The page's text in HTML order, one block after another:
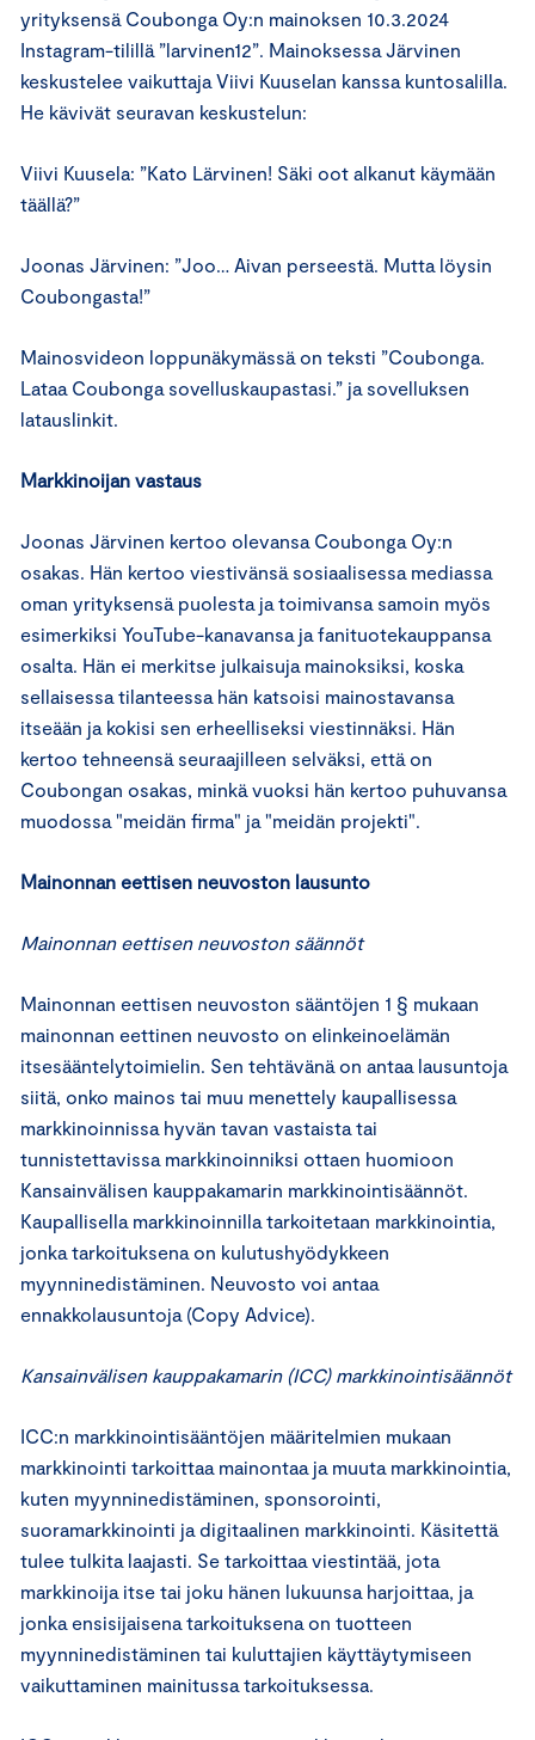
yrityksensä Coubonga Oy:n mainoksen 10.3.2024
Instagram-tilillä ”larvinen12”. Mainoksessa Järvinen
keskustelee vaikuttaja Viivi Kuuselan kanssa kuntosalilla.
He kävivät seuravan keskustelun:
Viivi Kuusela: ”Kato Lärvinen! Säki oot alkanut käymään
täällä?”
Joonas Järvinen: ”Joo… Aivan perseestä. Mutta löysin
Coubongasta!”
Mainosvideon loppunäkymässä on teksti ”Coubonga.
Lataa Coubonga sovelluskaupastasi.” ja sovelluksen
latauslinkit.
Markkinoijan vastaus
Joonas Järvinen kertoo olevansa Coubonga Oy:n
osakas. Hän kertoo viestivänsä sosiaalisessa mediassa
oman yrityksensä puolesta ja toimivansa samoin myös
esimerkiksi YouTube-kanavansa ja fanituotekauppansa
osalta. Hän ei merkitse julkaisuja mainoksiksi, koska
sellaisessa tilanteessa hän katsoisi mainostavansa
itseään ja kokisi sen erheelliseksi viestinnäksi. Hän
kertoo tehneensä seuraajilleen selväksi, että on
Coubongan osakas, minkä vuoksi hän kertoo puhuvansa
muodossa "meidän firma" ja "meidän projekti".
Mainonnan eettisen neuvoston lausunto
Mainonnan eettisen neuvoston säännöt
Mainonnan eettisen neuvoston sääntöjen 1 § mukaan
mainonnan eettinen neuvosto on elinkeinoelämän
itsesääntelytoimielin. Sen tehtävänä on antaa lausuntoja
siitä, onko mainos tai muu menettely kaupallisessa
markkinoinnissa hyvän tavan vastaista tai
tunnistettavissa markkinoinniksi ottaen huomioon
Kansainvälisen kauppakamarin markkinointisäännöt.
Kaupallisella markkinoinnilla tarkoitetaan markkinointia,
jonka tarkoituksena on kulutushyödykkeen
myynninedistäminen. Neuvosto voi antaa
ennakkolausuntoja (Copy Advice).
Kansainvälisen kauppakamarin (ICC) markkinointisäännöt
ICC:n markkinointisääntöjen määritelmien mukaan
markkinointi tarkoittaa mainontaa ja muuta markkinointia,
kuten myynninedistäminen, sponsorointi,
suoramarkkinointi ja digitaalinen markkinointi. Käsitettä
tulee tulkita laajasti. Se tarkoittaa viestintää, jota
markkinoija itse tai joku hänen lukuunsa harjoittaa, ja
jonka ensisijaisena tarkoituksena on tuotteen
myynninedistäminen tai kuluttajien käyttäytymiseen
vaikuttaminen mainitussa tarkoituksessa.